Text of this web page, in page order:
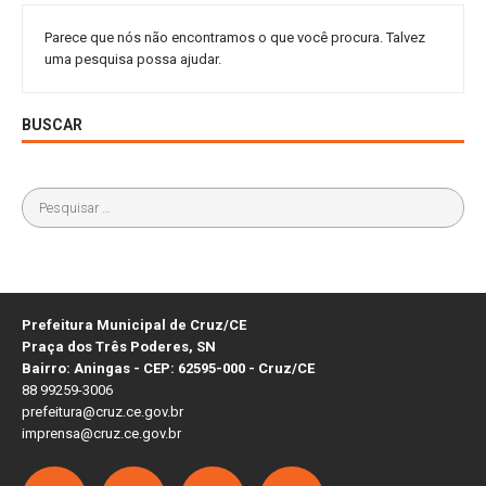
Parece que nós não encontramos o que você procura. Talvez
uma pesquisa possa ajudar.
BUSCAR
Prefeitura Municipal de Cruz/CE
Praça dos Três Poderes, SN
Bairro: Aningas - CEP: 62595-000 - Cruz/CE
88 99259-3006
prefeitura@cruz.ce.gov.br
imprensa@cruz.ce.gov.br